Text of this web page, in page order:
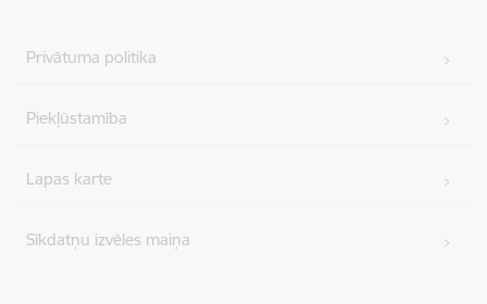
Privātuma politika
Piekļūstamība
Lapas karte
Sīkdatņu izvēles maiņa